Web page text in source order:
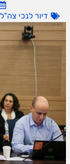
דיור לנכי צה"ל